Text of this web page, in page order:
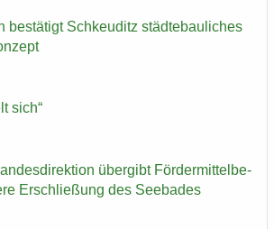
be­stä­tigt Schkeu­ditz städ­te­bau­li­ches
sich“
über­gibt För­der­mit­tel­be­
Er­schlie­ßung des See­ba­des